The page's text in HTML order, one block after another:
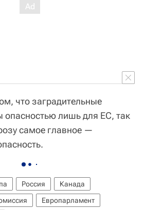
что заградительные
лишь для ЕС, так
самое главное —
Россия
Канада
Европарламент